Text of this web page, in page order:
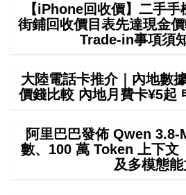
【iPhone回收價】二手
街鋪回收價目表先達現金
Trade-in事項須
大陸電話卡推介｜內地數
價錢比較 內地月費卡¥5起
阿里巴巴發佈 Qwen
數、100 萬 Token 上下
及多模態能